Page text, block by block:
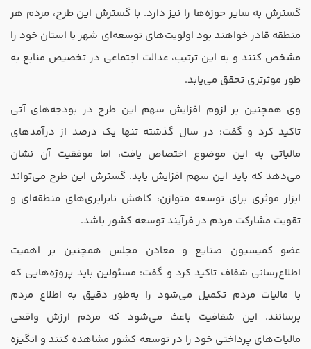
گسترش به سایر حوزه‌ها را نیز دارد. با گسترش این طرح، مردم هر
منطقه قادر خواهند بود اولویت‌های توسعه‌ای شهر یا استان خود را
مشخص کنند و به این ترتیب، عدالت اجتماعی در تخصیص منابع به
طور موثرتری تحقق می‌یابد.
وی همچنین بر لزوم افزایش سهم این طرح در بودجه‌های آتی
تاکید کرد و گفت: در سال گذشته تنها یک درصد از درآمد‌های
مالیاتی به این موضوع اختصاص یافت، اما موفقیت آن نشان
می‌دهد که باید این سهم افزایش یابد. گسترش این طرح می‌تواند
ابزار موثری برای توسعه متوازن، کاهش نابرابری‌های منطقه‌ای و
تقویت مشارکت مردم در فرآیند توسعه کشور باشد.
عضو کمیسیون صنایع و معادن مجلس همچنین بر اهمیت
اطلاع‌رسانی شفاف تاکید کرد و گفت: مسئولین باید پروژه‌هایی که
با مالیات مردم تکمیل می‌شود را به‌طور دقیق به اطلاع مردم
برسانند. این شفافیت باعث می‌شود که مردم ارزش واقعی
مالیات‌های پرداختی خود را در توسعه کشور مشاهده کنند و انگیزه